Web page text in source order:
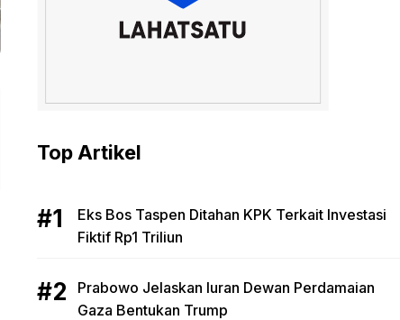
Top Artikel
Eks Bos Taspen Ditahan KPK Terkait Investasi
Fiktif Rp1 Triliun
Prabowo Jelaskan Iuran Dewan Perdamaian
Gaza Bentukan Trump